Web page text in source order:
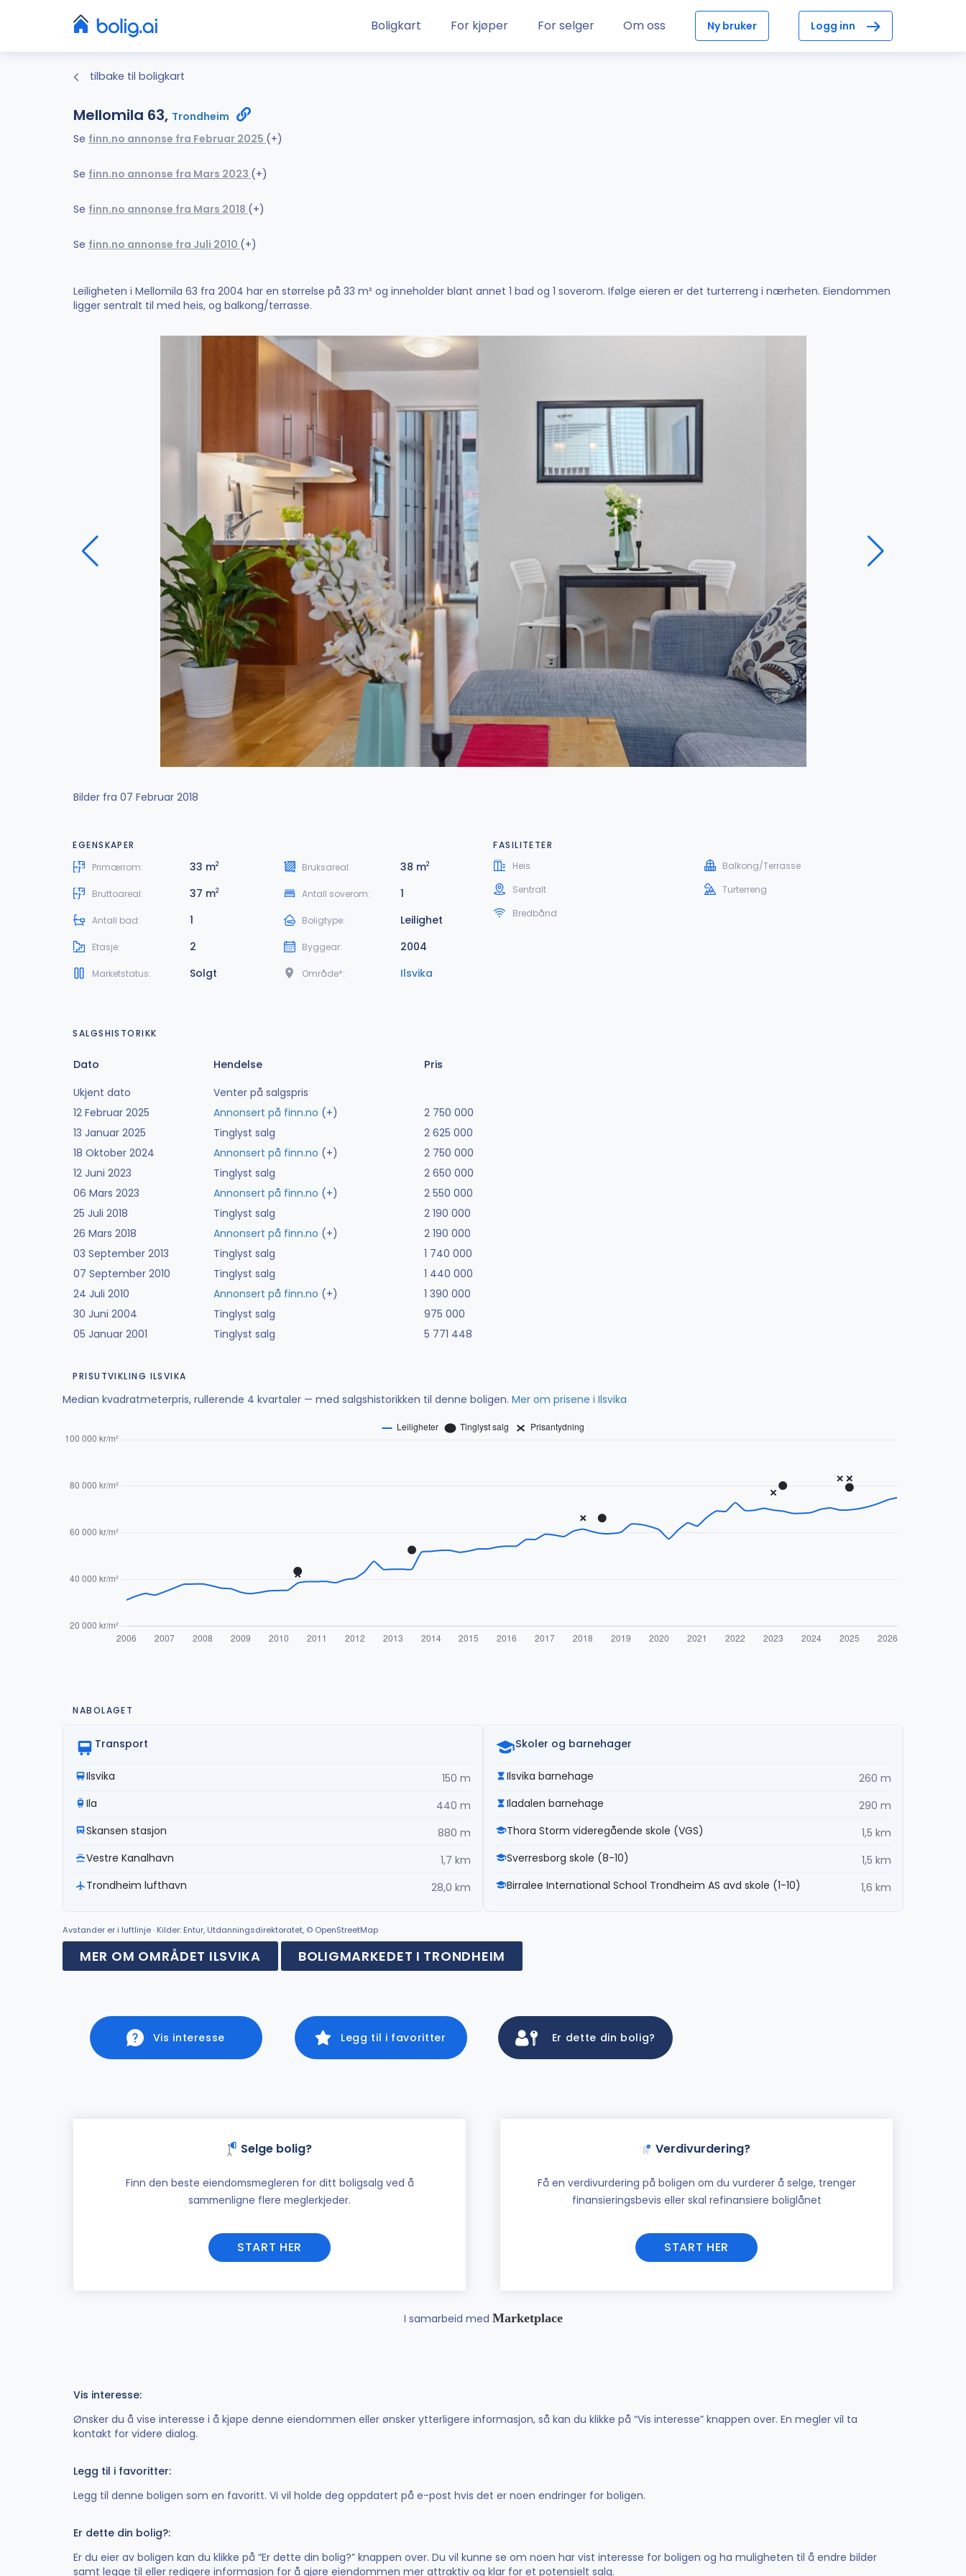
Boligkart For kjøper For selger Om oss Ny bruker Logg inn
tilbake til boligkart
Mellomila 63, Trondheim
Se finn.no annonse fra Februar 2025 (+)
Se finn.no annonse fra Mars 2023 (+)
Se finn.no annonse fra Mars 2018 (+)
Se finn.no annonse fra Juli 2010 (+)
Leiligheten i Mellomila 63 fra 2004 har en størrelse på 33 m² og inneholder blant annet 1 bad og 1 soverom. Ifølge eieren er det turterreng i nærheten. Eiendommen
ligger sentralt til med heis, og balkong/terrasse.
Bilder fra 07 Februar 2018
EGENSKAPER
Primærrom:
33 m2 Bruksareal: 38 m2
Bruttoareal: 37 m2 Antall soverom: 1
Antall bad: 1 Boligtype: Leilighet
Etasje: 2 Byggear: 2004
Marketstatus: Solgt Område*: Ilsvika
FASILITETER
Heis
Balkong/Terrasse
Sentralt
Turterreng
Bredbånd
SALGSHISTORIKK
Dato Hendelse
Pris
Ukjent dato
Venter på salgspris
12 Februar 2025
Annonsert på finn.no (+)
2 750 000
13 Januar 2025
Tinglyst salg
2 625 000
18 Oktober 2024
Annonsert på finn.no (+)
2 750 000
12 Juni 2023
Tinglyst salg
2 650 000
06 Mars 2023
Annonsert på finn.no (+)
2 550 000
25 Juli 2018
Tinglyst salg
2 190 000
26 Mars 2018
Annonsert på finn.no (+)
2 190 000
03 September 2013
Tinglyst salg
1 740 000
07 September 2010
Tinglyst salg
1 440 000
24 Juli 2010
Annonsert på finn.no (+)
1 390 000
30 Juni 2004
Tinglyst salg
975 000
05 Januar 2001
Tinglyst salg 5 771 448
PRISUTVIKLING ILSVIKA
Median kvadratmeterpris, rullerende 4 kvartaler — med salgshistorikken til denne boligen. Mer om prisene i Ilsvika
NABOLAGET
Transport
Ilsvika
150 m
Ila
440 m
Skansen stasjon
880 m
Vestre Kanalhavn
1,7 km
Trondheim lufthavn
28,0 km
Skoler og barnehager
Ilsvika barnehage
260 m
Iladalen barnehage
290 m
Thora Storm videregående skole (VGS)
1,5 km
Sverresborg skole (8-10)
1,5 km
Birralee International School Trondheim AS avd skole (1-10)
1,6 km
Avstander er i luftlinje · Kilder: Entur, Utdanningsdirektoratet, © OpenStreetMap
MER OM OMRÅDET ILSVIKA BOLIGMARKEDET I TRONDHEIM
Vis interesse Legg til i favoritter Er dette din bolig?
Selge bolig?
Finn den beste eiendomsmegleren for ditt boligsalg ved å
sammenligne flere meglerkjeder.
START HER
Verdivurdering?
Få en verdivurdering på boligen om du vurderer å selge, trenger
finansieringsbevis eller skal refinansiere boliglånet
START HER
I samarbeid med Marketplace
Vis interesse:
Ønsker du å vise interesse i å kjøpe denne eiendommen eller ønsker ytterligere informasjon, så kan du klikke på “Vis interesse” knappen over. En megler vil ta
kontakt for videre dialog.
Legg til i favoritter:
Legg til denne boligen som en favoritt. Vi vil holde deg oppdatert på e-post hvis det er noen endringer for boligen.
Er dette din bolig?:
Er du eier av boligen kan du klikke på “Er dette din bolig?” knappen over. Du vil kunne se om noen har vist interesse for boligen og ha muligheten til å endre bilder
samt legge til eller redigere informasjon for å gjøre eiendommen mer attraktiv og klar for et potensielt salg.